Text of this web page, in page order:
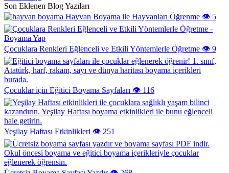
Son Eklenen Blog Yazıları
Hayvan Boyama ile Hayvanları Öğrenme 👁️ 5
Çocuklara Renkleri Eğlenceli ve Etkili Yöntemlerle Öğretme 👁️ 9
Çocuklar için Eğitici Boyama Sayfaları 👁️ 116
Yeşilay Haftası Etkinlikleri 👁️ 251